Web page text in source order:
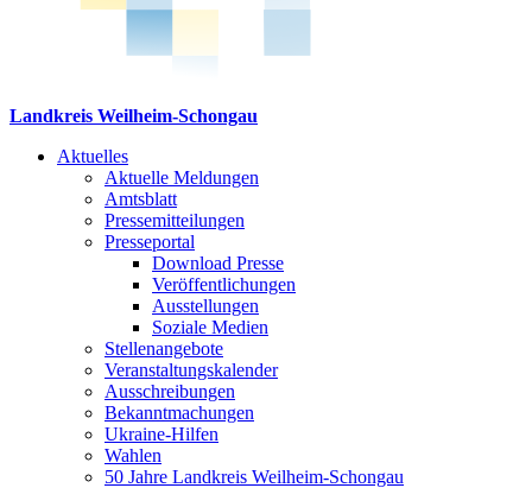
Landkreis Weilheim-Schongau
Aktuelles
Aktuelle Meldungen
Amtsblatt
Pressemitteilungen
Presseportal
Download Presse
Veröffentlichungen
Ausstellungen
Soziale Medien
Stellenangebote
Veranstaltungskalender
Ausschreibungen
Bekanntmachungen
Ukraine-Hilfen
Wahlen
50 Jahre Landkreis Weilheim-Schongau